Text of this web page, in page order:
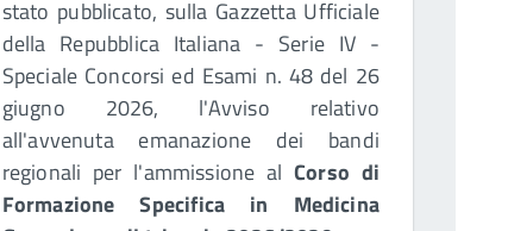
stato pubblicato, sulla Gazzetta Ufficiale
della Repubblica Italiana - Serie IV -
Speciale Concorsi ed Esami n. 48 del 26
giugno 2026, l'Avviso relativo
all'avvenuta emanazione dei bandi
regionali per l'ammissione alCorso di
Formazione Specifica in Medicina